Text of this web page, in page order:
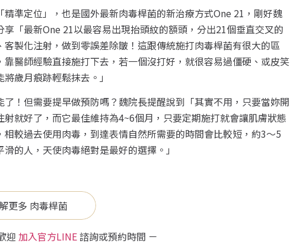
準定位」，也是國外最新肉毒桿菌的新治療方式One 21，剛好魏
「最新One 21以最容易出現抬頭紋的額頭，分出21個垂直交叉的
製化注射，做到零誤差除皺！這跟傳統施打肉毒桿菌有很大的區
醫師經驗直接施打下去，若一個沒打好，就很容易過僵硬、或皮笑
歲月痕跡輕鬆抹去。」
！但需要提早做預防嗎？魏院長提醒說到「其實不用，只要當妳開
就好了，而它最佳維持為4~6個月，只要定期施打就會讓肌膚狀態
較過去使用肉毒，到達表情自然所需要的時間會比較短，約3～5
的人，天使肉毒絕對是最好的選擇。」
更多 肉毒桿菌
迎 加入官方LINE諮詢或預約時間 －